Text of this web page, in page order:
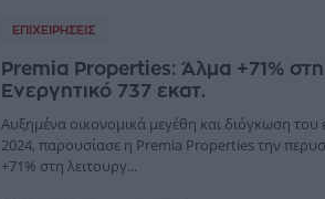
ΕΠΙΧΕΙΡΉΣΕΙΣ
Premia Properties: Άλμα +71%
Ενεργητικό 737 εκατ.
Αυξημένα οικονομικά μεγέθη και διόγκωση του
2024, παρουσίασε η Premia Properties την
+71% στη λειτουργ...